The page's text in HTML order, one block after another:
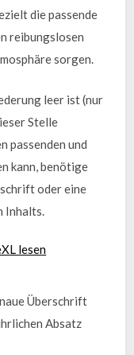
die passende
reibungslosen
sorgen.
leer ist (nur
Stelle
passenden und
kann, benötige
oder eine
Inhalts.
lesen
Überschrift
Absatz